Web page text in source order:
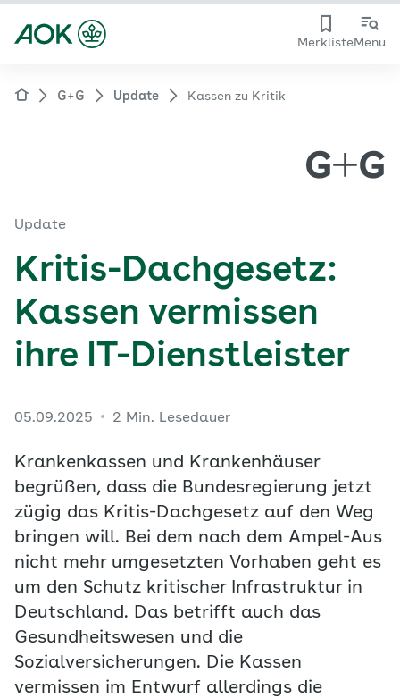
MerklisteMenü
G+G Update Kassen zu Kritik
Update
Kritis-Dachgesetz:
Kassen vermissen
ihre IT-Dienstleister
05.09.2025 2 Min. Lesedauer
Krankenkassen und Krankenhäuser
begrüßen, dass die Bundesregierung jetzt
zügig das Kritis-Dachgesetz auf den Weg
bringen will. Bei dem nach dem Ampel-Aus
nicht mehr umgesetzten Vorhaben geht es
um den Schutz kritischer Infrastruktur in
Deutschland. Das betrifft auch das
Gesundheitswesen und die
Sozialversicherungen. Die Kassen
vermissen im Entwurf allerdings die